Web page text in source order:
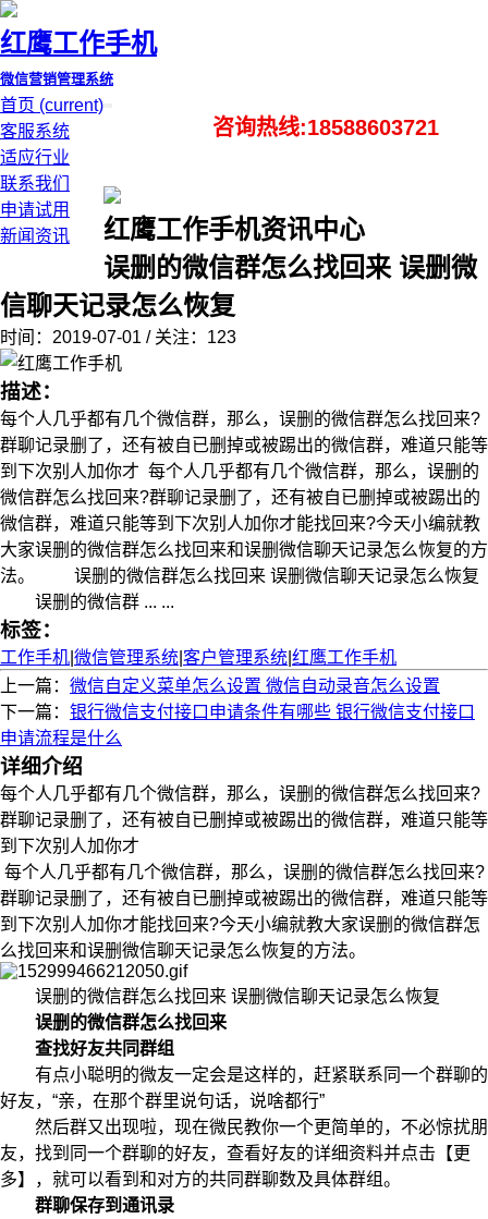
红鹰工作手机
微信营销管理系统
首页 (current)
客服系统
适应行业
联系我们
申请试用
新闻资讯
咨询热线:18588603721
红鹰工作手机资讯中心
误删的微信群怎么找回来 误删微
信聊天记录怎么恢复
时间：2019-07-01 / 关注：123
描述：
每个人几乎都有几个微信群，那么，误删的微信群怎么找回来?
群聊记录删了，还有被自已删掉或被踢出的微信群，难道只能等
到下次别人加你才 每个人几乎都有几个微信群，那么，误删的
微信群怎么找回来?群聊记录删了，还有被自已删掉或被踢出的
微信群，难道只能等到下次别人加你才能找回来?今天小编就教
大家误删的微信群怎么找回来和误删微信聊天记录怎么恢复的方
法。 误删的微信群怎么找回来 误删微信聊天记录怎么恢复
误删的微信群 ... ...
标签：
工作手机 微信管理系统 客户管理系统 红鹰工作手机
上一篇： 微信自定义菜单怎么设置 微信自动录音怎么设置
下一篇： 银行微信支付接口申请条件有哪些 银行微信支付接口
申请流程是什么
详细介绍
每个人几乎都有几个微信群，那么，误删的微信群怎么找回来?
群聊记录删了，还有被自已删掉或被踢出的微信群，难道只能等
到下次别人加你才
每个人几乎都有几个微信群，那么，误删的微信群怎么找回来?
群聊记录删了，还有被自已删掉或被踢出的微信群，难道只能等
到下次别人加你才能找回来?今天小编就教大家误删的微信群怎
么找回来和误删微信聊天记录怎么恢复的方法。
误删的微信群怎么找回来 误删微信聊天记录怎么恢复
误删的微信群怎么找回来
查找好友共同群组
有点小聪明的微友一定会是这样的，赶紧联系同一个群聊的
好友，“亲，在那个群里说句话，说啥都行”
然后群又出现啦，现在微民教你一个更简单的，不必惊扰朋
友，找到同一个群聊的好友，查看好友的详细资料并点击【更
多】，就可以看到和对方的共同群聊数及具体群组。
群聊保存到通讯录